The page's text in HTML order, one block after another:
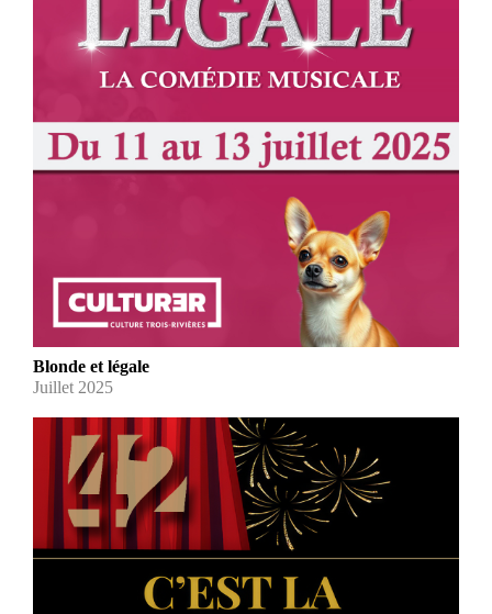
Blonde et légale
Juillet 2025